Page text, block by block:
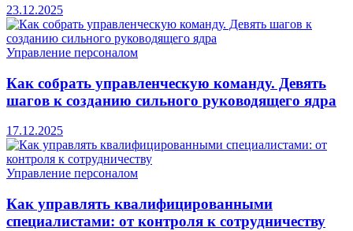
23.12.2025
Управление персоналом
Как собрать управленческую команду. Девять
шагов к созданию сильного руководящего ядра
17.12.2025
Управление персоналом
Как управлять квалифицированными
специалистами: от контроля к сотрудничеству